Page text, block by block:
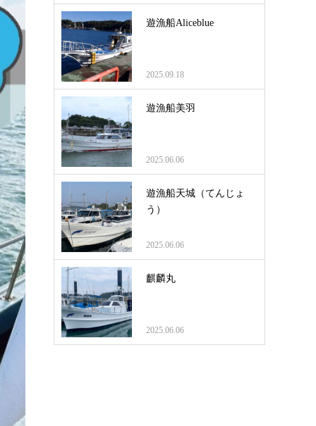
遊漁船Aliceblue
2025.09.18
遊漁船美羽
2025.06.06
遊漁船天城（てんじょ
う）
2025.06.06
麒麟丸
2025.06.06